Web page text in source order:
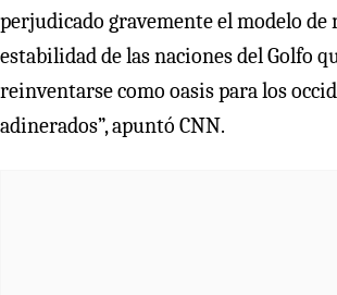
perjudicado gravemente el modelo de
estabilidad de las naciones del Golfo
reinventarse como oasis para los
adinerados”, apuntó CNN.